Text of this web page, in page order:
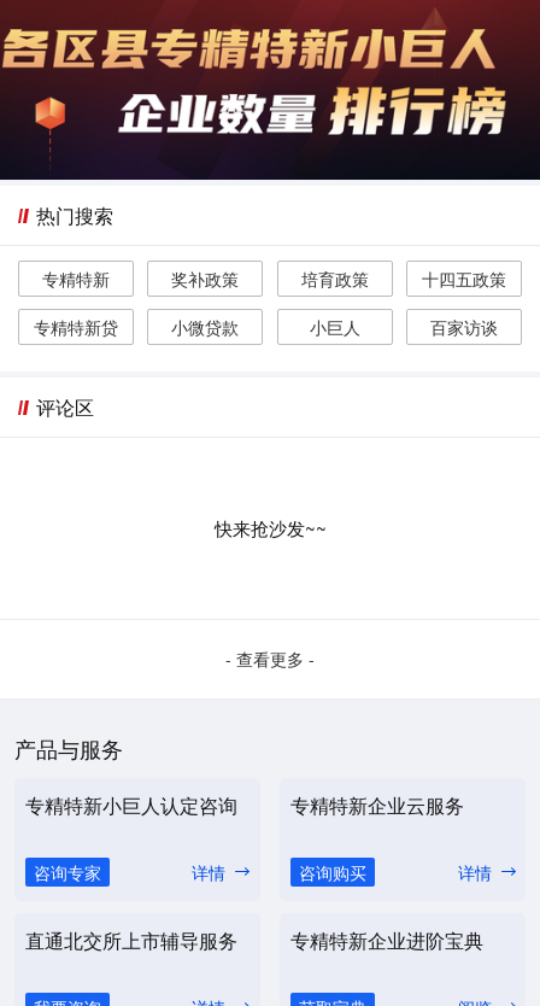
热门搜索
专精特新 奖补政策 培育政策
十四五政策
专精特新贷
小微贷款 小巨人 百家访谈
评论区
快来抢沙发~~
- 查看更多 -
产品与服务
专精特新小巨人认定咨询
咨询专家 详情
专精特新企业云服务
咨询购买 详情
直通北交所上市辅导服务 专精特新企业进阶宝典